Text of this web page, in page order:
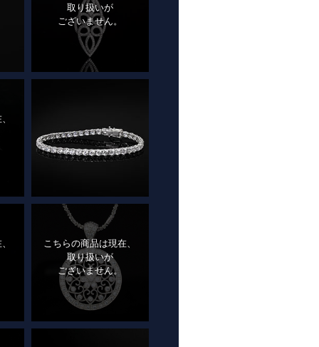
取り扱いが
ございません。
こちらの商品は現在、
取り扱いが
ございません。